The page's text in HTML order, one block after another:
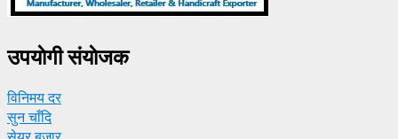
उपयाेगी संयाेजक
विनिमय दर
सुन चाँदि